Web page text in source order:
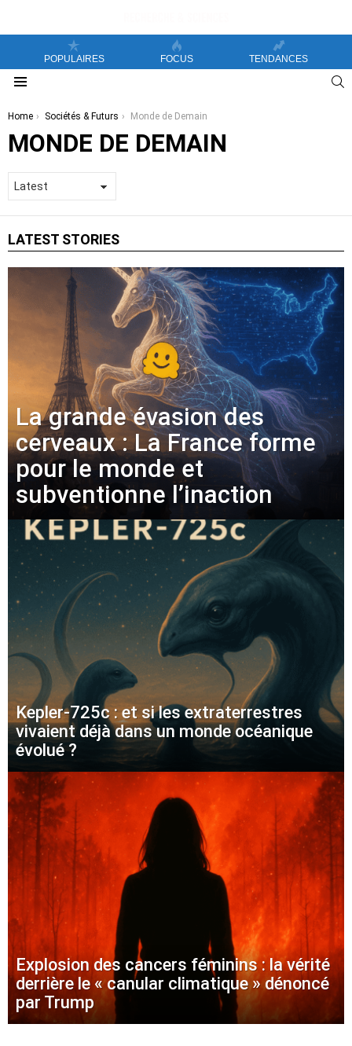
POPULAIRES FOCUS TENDANCES
You are here:
Home Sociétés & Futurs Monde de Demain
MONDE DE DEMAIN
LATEST STORIES
La grande évasion des
cerveaux : La France forme
pour le monde et
subventionne l’inaction
Kepler-725c : et si les extraterrestres
vivaient déjà dans un monde océanique
évolué ?
Explosion des cancers féminins : la vérité
derrière le « canular climatique » dénoncé
par Trump